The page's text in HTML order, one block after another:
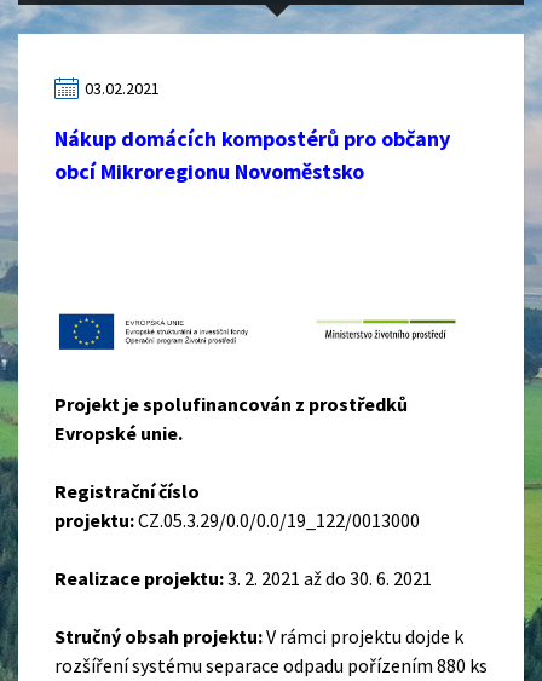
03.02.2021
Nákup domácích kompostérů pro občany
obcí Mikroregionu Novoměstsko
Projekt je spolufinancován z prostředků
Evropské unie.
Registrační číslo
projektu:CZ.05.3.29/0.0/0.0/19_122/0013000
Realizace projektu:3. 2. 2021 až do 30. 6. 2021
Stručný obsah projektu:V rámci projektu dojde k
rozšíření systému separace odpadu pořízením 880 ks